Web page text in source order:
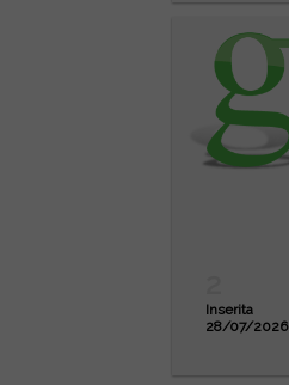
Inserita
28/07/2026